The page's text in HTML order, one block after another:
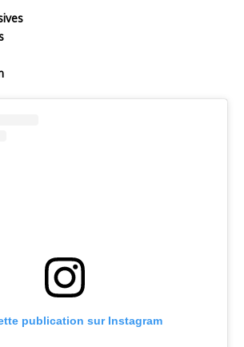
publication sur Instagram